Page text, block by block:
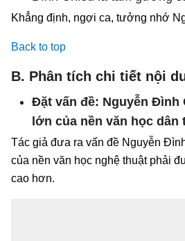
Khẳng định, ngợi ca, tưởng nhớ
Back to top
B. Phân tích chi tiết nội
Đặt vấn đề: Nguyễn Đình
lớn của nền văn học dân
Tác giả đưa ra vấn đề Nguyễn
của nền văn học nghệ thuật phải
cao hơn.